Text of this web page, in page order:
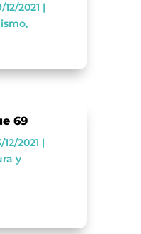
12/2021 |
,
69
12/2021 |
y